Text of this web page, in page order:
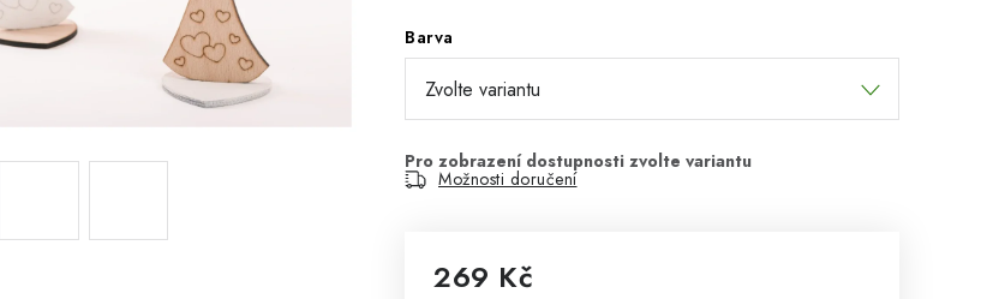
Barva
Možnosti doručení
269 Kč